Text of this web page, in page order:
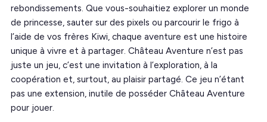
rebondissements. Que vous-souhaitiez explorer un monde
de princesse, sauter sur des pixels ou parcourir le frigo à
l’aide de vos frères Kiwi, chaque aventure est une histoire
unique à vivre et à partager. Château Aventure n’est pas
juste un jeu, c’est une invitation à l’exploration, à la
coopération et, surtout, au plaisir partagé. Ce jeu n’étant
pas une extension, inutile de posséder Château Aventure
pour jouer.